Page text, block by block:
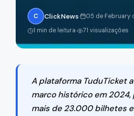
C ClickNews· 05 de February
1 min de leitura· 71 visualizações
A plataforma TuduTicket
marco histórico em
mais de 23.000 bilhetes